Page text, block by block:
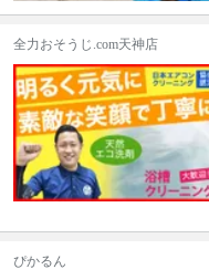
全力おそうじ.com天神店
ぴかるん